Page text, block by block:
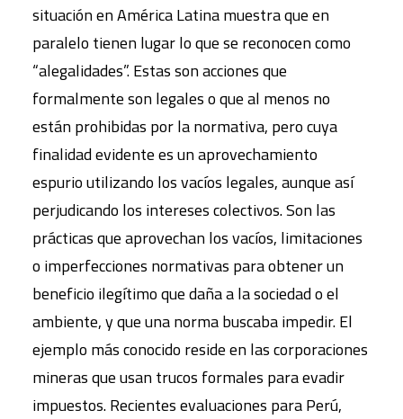
situación en América Latina muestra que en
paralelo tienen lugar lo que se reconocen como
“alegalidades”. Estas son acciones que
formalmente son legales o que al menos no
están prohibidas por la normativa, pero cuya
finalidad evidente es un aprovechamiento
espurio utilizando los vacíos legales, aunque así
perjudicando los intereses colectivos. Son las
prácticas que aprovechan los vacíos, limitaciones
o imperfecciones normativas para obtener un
beneficio ilegítimo que daña a la sociedad o el
ambiente, y que una norma buscaba impedir. El
ejemplo más conocido reside en las corporaciones
mineras que usan trucos formales para evadir
impuestos. Recientes evaluaciones para Perú,